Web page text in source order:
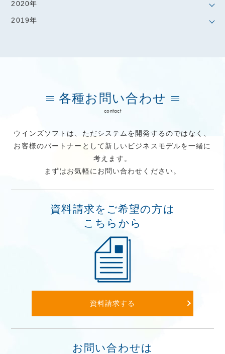
2020年
2019年
各種お問い合わせ
contact
ウインズソフトは、ただシステムを開発するのではなく、
お客様のパートナーとして新しいビジネスモデルを一緒に
考えます。
まずはお気軽にお問い合わせください。
資料請求をご希望の方は
こちらから
資料請求する
お問い合わせは